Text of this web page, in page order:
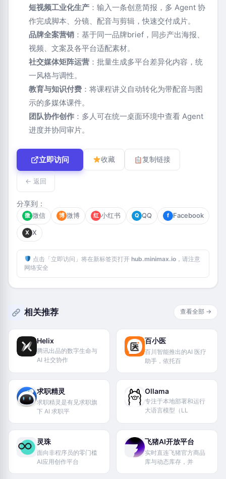
短视频工业化生产 ：输入一条创意简报，多 Agent 协
作完成脚本、分镜、配音与剪辑，快速交付成片。
品牌全案营销 ：基于同一品牌brief，同步产出海报、
视频、文案及各平台适配素材。
社交媒体矩阵运营 ：批量生成多平台差异化内容，统
一风格与调性。
教育与知识付费 ：将课程讲义自动转化为带配音与图
示的多媒体课件。
团队协作创作 ：多人可在统一桌面环境中查看 Agent
进度并协同审片。
立即访问 收藏 复制链接
← 返回
分享到：
微 微信 博 微博 红 小红书 Q QQ f Facebook
X X
点击「立即访问」将在新标签页打开 hub.minimax.io，请注意
网络安全
相关推荐 查看全部 →
Helix
腾讯出品的数字生命与
AI 社交协作
百小医
百川智能推出的AI 医疗
助手，依托百
求职精灵
求职精灵是有见求职旗
下 AI 求职平
Ollama
专注于本地部署和运行
大语言模型（LL
灵珠
面向非程序员的零门槛
AI应用创作平台
飞猪AI开放平台
实时直连飞猪官方商品
库与动态库存，并